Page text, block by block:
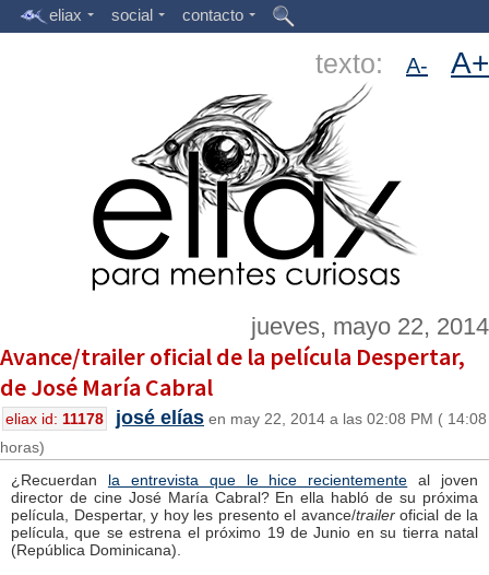
eliax social contacto
texto: A- A+
jueves, mayo 22, 2014
Avance/trailer oficial de la película Despertar,
de José María Cabral
eliax id: 11178 josé elías en may 22, 2014 a las 02:08 PM ( 14:08
horas)
¿Recuerdan la entrevista que le hice recientemente al joven
director de cine José María Cabral? En ella habló de su próxima
película, Despertar, y hoy les presento el avance/traileroficial de la
película, que se estrena el próximo 19 de Junio en su tierra natal
(República Dominicana).